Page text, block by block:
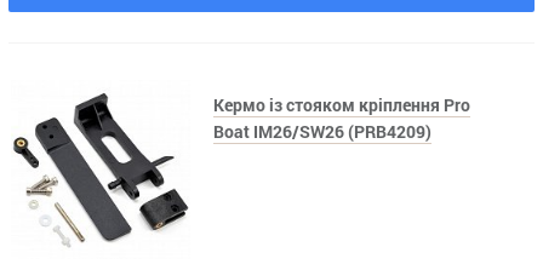
Кермо із стояком кріплення Pro
Boat IM26/SW26 (PRB4209)